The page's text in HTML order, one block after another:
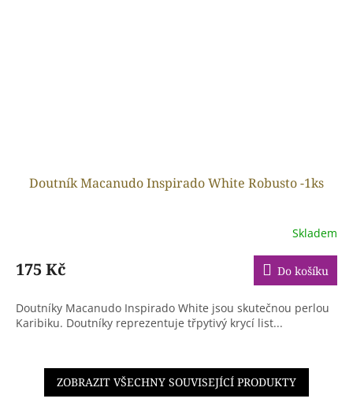
Doutník Macanudo Inspirado White Robusto -1ks
Skladem
175 Kč Do košíku
Doutníky Macanudo Inspirado White jsou skutečnou perlou
Karibiku. Doutníky reprezentuje třpytivý krycí list...
ZOBRAZIT VŠECHNY SOUVISEJÍCÍ PRODUKTY